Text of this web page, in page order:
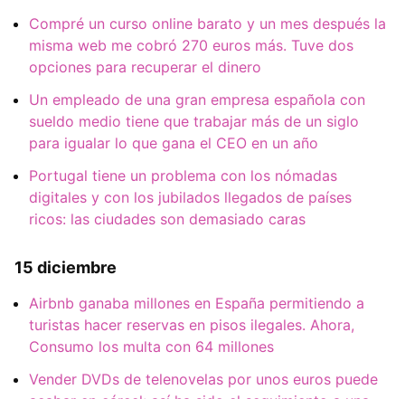
Compré un curso online barato y un mes después la
misma web me cobró 270 euros más. Tuve dos
opciones para recuperar el dinero
Un empleado de una gran empresa española con
sueldo medio tiene que trabajar más de un siglo
para igualar lo que gana el CEO en un año
Portugal tiene un problema con los nómadas
digitales y con los jubilados llegados de países
ricos: las ciudades son demasiado caras
15 diciembre
Airbnb ganaba millones en España permitiendo a
turistas hacer reservas en pisos ilegales. Ahora,
Consumo los multa con 64 millones
Vender DVDs de telenovelas por unos euros puede